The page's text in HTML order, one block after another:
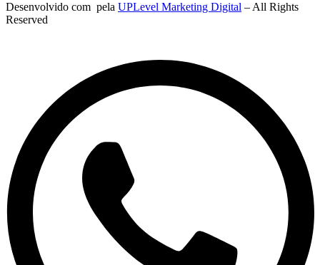
Desenvolvido com pela UPLevel Marketing Digital – All Rights
Reserved